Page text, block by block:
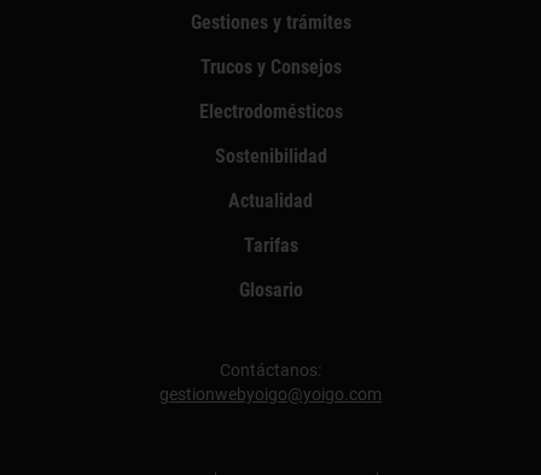
Gestiones y trámites
Trucos y Consejos
Electrodomésticos
Sostenibilidad
Actualidad
Tarifas
Glosario
Contáctanos:
gestionwebyoigo@yoigo.com